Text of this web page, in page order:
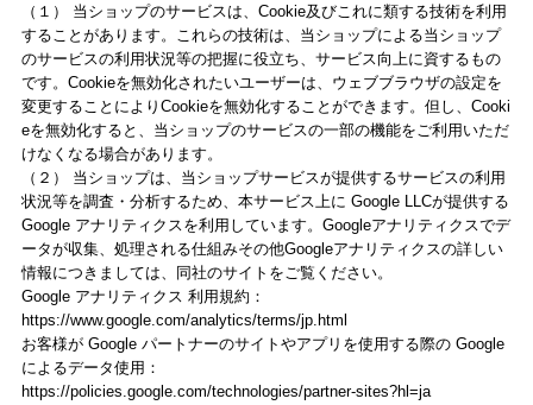
（１） 当ショップのサービスは、Cookie及びこれに類する技術を利用
することがあります。これらの技術は、当ショップによる当ショップ
のサービスの利用状況等の把握に役立ち、サービス向上に資するもの
です。Cookieを無効化されたいユーザーは、ウェブブラウザの設定を
変更することによりCookieを無効化することができます。但し、Cooki
eを無効化すると、当ショップのサービスの一部の機能をご利用いただ
けなくなる場合があります。
（２） 当ショップは、当ショップサービスが提供するサービスの利用
状況等を調査・分析するため、本サービス上に Google LLCが提供する
Google アナリティクスを利用しています。Googleアナリティクスでデ
ータが収集、処理される仕組みその他Googleアナリティクスの詳しい
情報につきましては、同社のサイトをご覧ください。
Google アナリティクス 利用規約：
https://www.google.com/analytics/terms/jp.html
お客様が Google パートナーのサイトやアプリを使用する際の Google
によるデータ使用：
https://policies.google.com/technologies/partner-sites?hl=ja